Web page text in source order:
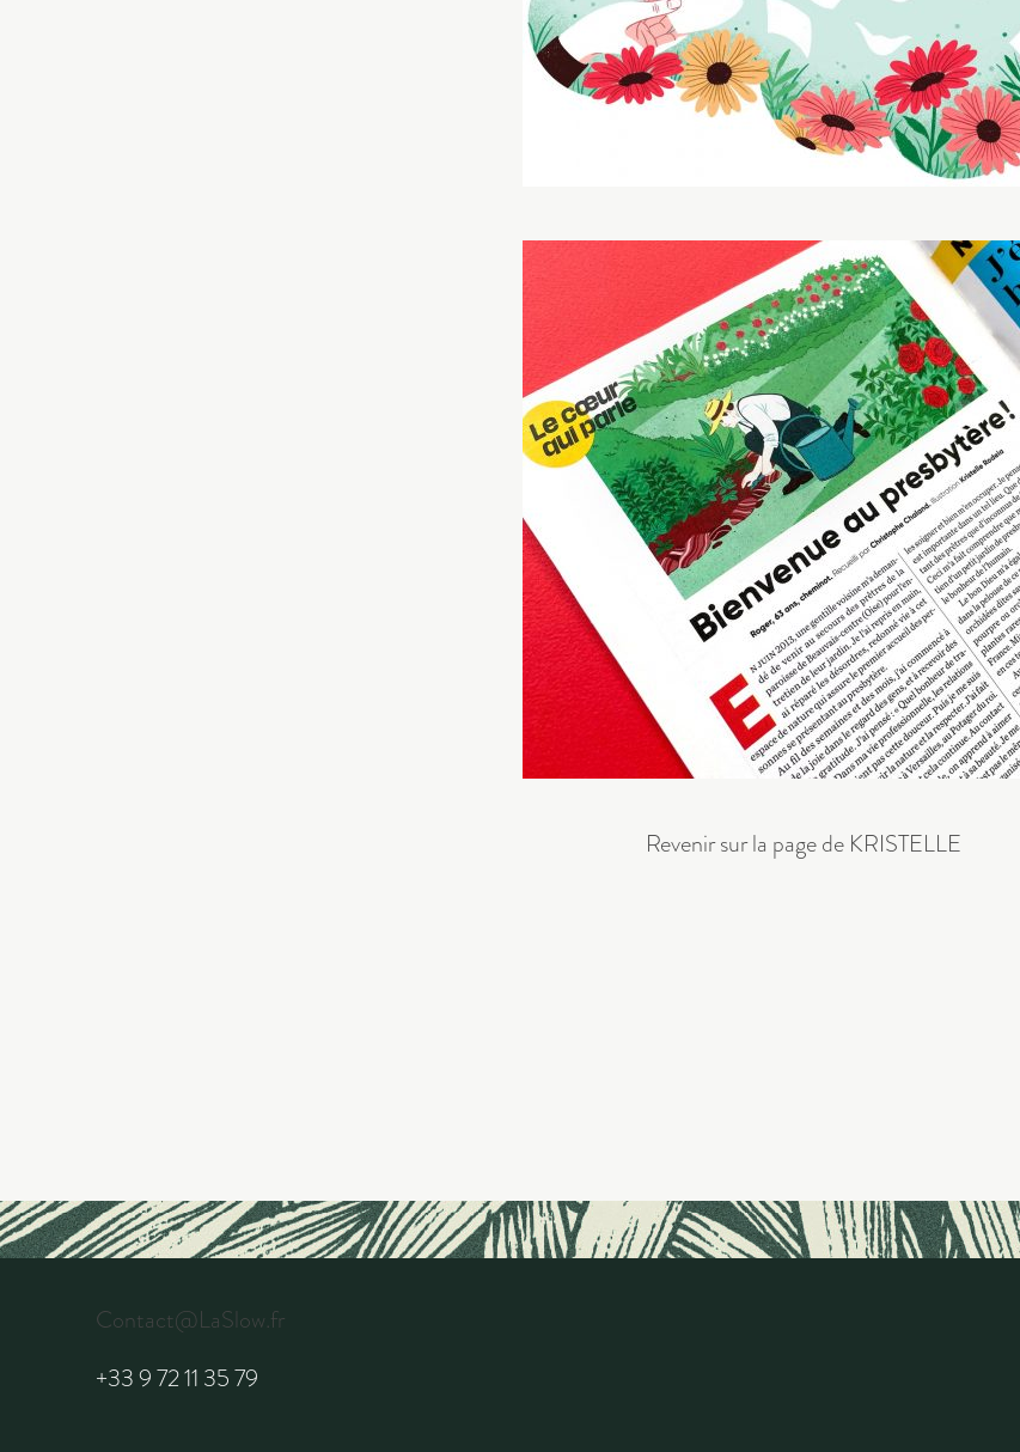
Revenir sur la page de KRISTELLE
Contact@LaSlow.fr
+33 9 72 11 35 79